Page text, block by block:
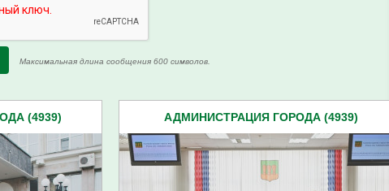
Максимальная длина сообщения 600 символов.
(4939) АДМИНИСТРАЦИЯ ГОРОДА (4939)